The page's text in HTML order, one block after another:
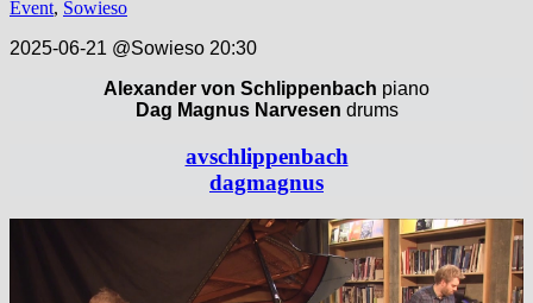
Event, Sowieso
2025-06-21 @Sowieso 20:30
Alexander von Schlippenbach piano
Dag Magnus Narvesen drums
avschlippenbach
dagmagnus